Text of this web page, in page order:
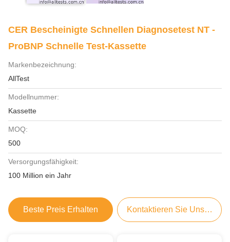
CER Bescheinigte Schnellen Diagnosetest NT -
ProBNP Schnelle Test-Kassette
Markenbezeichnung:
AllTest
Modellnummer:
Kassette
MOQ:
500
Versorgungsfähigkeit:
100 Million ein Jahr
Beste Preis Erhalten Kontaktieren Sie Uns Jetzt